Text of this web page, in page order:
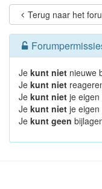
Terug naar het
Je kunt niet nieuwe
Je kunt niet
Je kunt niet je
Je kunt niet je
Je kunt geen